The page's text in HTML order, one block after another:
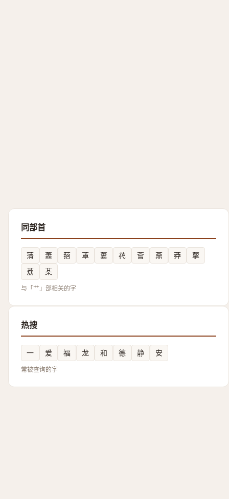
同部首
蔳 藎 萔 䓬 蔞 䒫 薈 薡 莽
蒘
荔
䒳
与「艹」部相关的字
热搜
一 爱 福 龙 和 德 静 安
常被查询的字